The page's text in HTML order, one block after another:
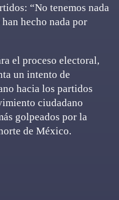
“No tenemos nada
hecho nada por
el proceso electoral,
un intento de
hacia los partidos
ciudadano
golpeados por la
de México.